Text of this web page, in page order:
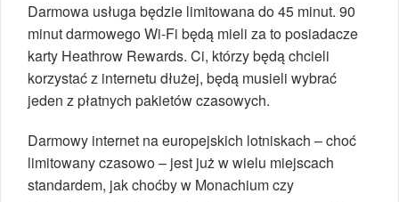
Darmowa usługa będzie limitowana do 45 minut. 90
minut darmowego Wi-Fi będą mieli za to posiadacze
karty Heathrow Rewards. Ci, którzy będą chcieli
korzystać z internetu dłużej, będą musieli wybrać
jeden z płatnych pakietów czasowych.
Darmowy internet na europejskich lotniskach – choć
limitowany czasowo – jest już w wielu miejscach
standardem, jak choćby w Monachium czy